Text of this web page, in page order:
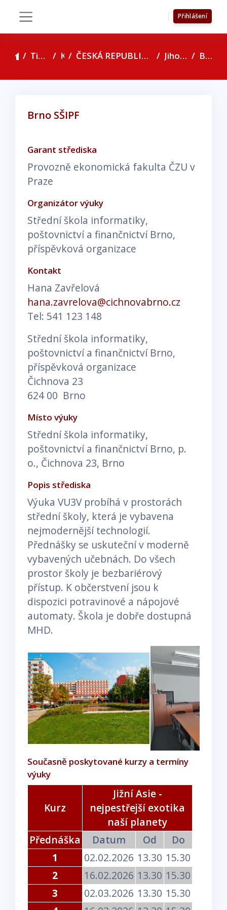
Přihlášení
Titulní stránka Kurzy ČESKÁ REPUBLIKA - seznam konzultačních středisek Jihomoravský kraj Brno SŠIPF
Brno SŠIPF
Garant střediska
Provozně ekonomická fakulta ČZU v
Praze
Organizátor výuky
Střední škola informatiky,
poštovnictví a finančnictví Brno,
příspěvková organizace
Kontakt
Hana Zavřelová
hana.zavrelova@cichnovabrno.cz
Tel: 541 123 148
Střední škola informatiky,
poštovnictví a finančnictví Brno,
příspěvková organizace
Čichnova 23
624 00 Brno
Místo výuky
Střední škola informatiky,
poštovnictví a finančnictví Brno, p.
o., Čichnova 23, Brno
Popis střediska
Výuka VU3V probíhá v prostorách
střední školy, která je vybavena
nejmodernější technologií.
Přednášky se uskuteční v moderně
vybavených učebnách. Do všech
prostor školy je bezbariérový
přístup. K občerstvení jsou k
dispozici potravinové a nápojové
automaty. Škola je dobře dostupná
MHD.
Současně poskytované kurzy a termíny
výuky
Kurz
Jižní Asie -
nejpestřejší exotika
naší planety
Přednáška
Datum Od
Do
1
02.02.2026 13.30 15.30
2
16.02.2026 13.30 15.30
3
02.03.2026 13.30 15.30